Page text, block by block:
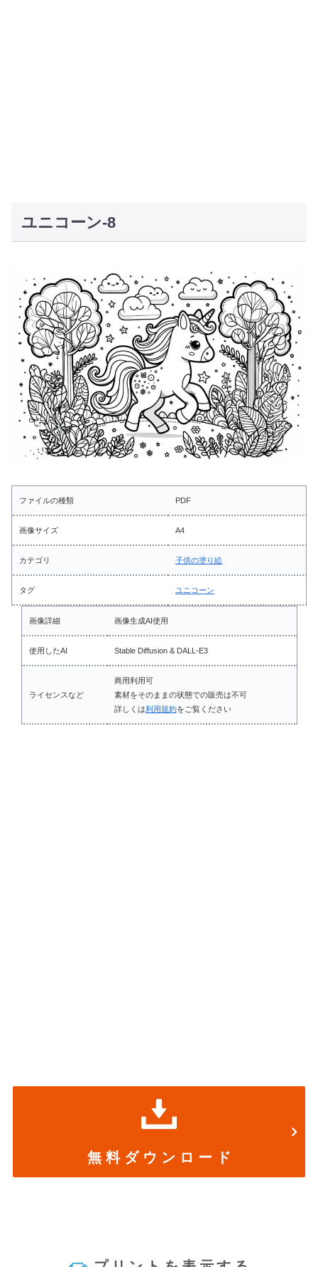
ユニコーン-8
ファイルの種類 PDF
画像サイズ A4
カテゴリ 子供の塗り絵
タグ ユニコーン
画像詳細 画像生成AI使用
使用したAI Stable Diffusion & DALL-E3
ライセンスなど
商用利用可
素材をそのままの状態での販売は不可
詳しくは利用規約をご覧ください
無 料 ダ ウ ン ロ ー ド